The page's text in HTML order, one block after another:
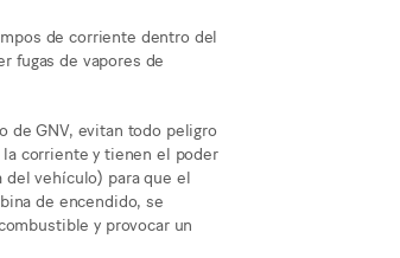
de corriente dentro del
fugas de vapores de
de GNV, evitan todo peligro
corriente y tienen el poder
vehículo) para que el
de encendido, se
y provocar un